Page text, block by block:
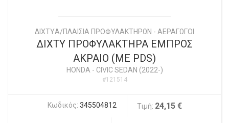
ΔΙΧΤYΑ/ΠΛΑΙΣΙΑ ΠΡΟΦΥΛΑΚΤΗΡΩΝ - ΑΕΡΑΓΩΓΟΙ
ΔΙΧΤΥ ΠΡΟΦΥΛΑΚΤΗΡΑ ΕΜΠΡΟΣ
ΑΚΡΑΙΟ (ΜΕ PDS)
HONDA- CIVIC SEDAN (2022-)
#121514
Κωδικός: 345504812 Τιμή: 24,15 €